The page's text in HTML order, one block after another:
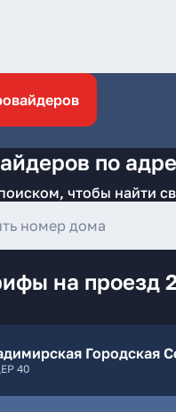
по
чтобы найти
на проезд
Городская
40